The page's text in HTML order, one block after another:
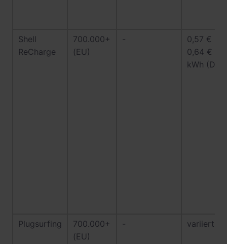
Shell
ReCharge
700.000+
(EU)
-
0,57 € -
0,64 € /
kWh (DC)
Plugsurfing
700.000+
(EU)
- variiert